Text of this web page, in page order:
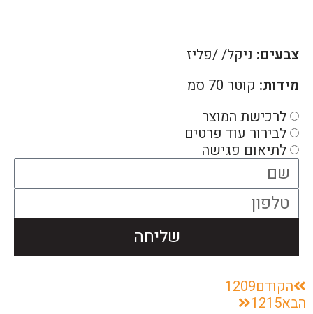
צבעים: ניקל/ /פליז
מידות: קוטר 70 סמ
לרכישת המוצר
לבירור עוד פרטים
לתיאום פגישה
שליחה
הקודם1209
הבא1215